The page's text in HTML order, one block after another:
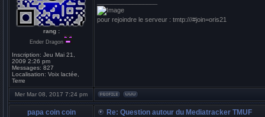
rang :
Ender Dragon
Inscription: Jeu Mai 21,
2009 2:26 pm
Messages: 827
Localisation: Voix lactée,
Terre
pour rejoindre le serveur : tmtp:///#join=oris21
Mer Mar 08, 2017 7:24 pm
papa coin coin
Re: Question autour du Mediatracker TMUF